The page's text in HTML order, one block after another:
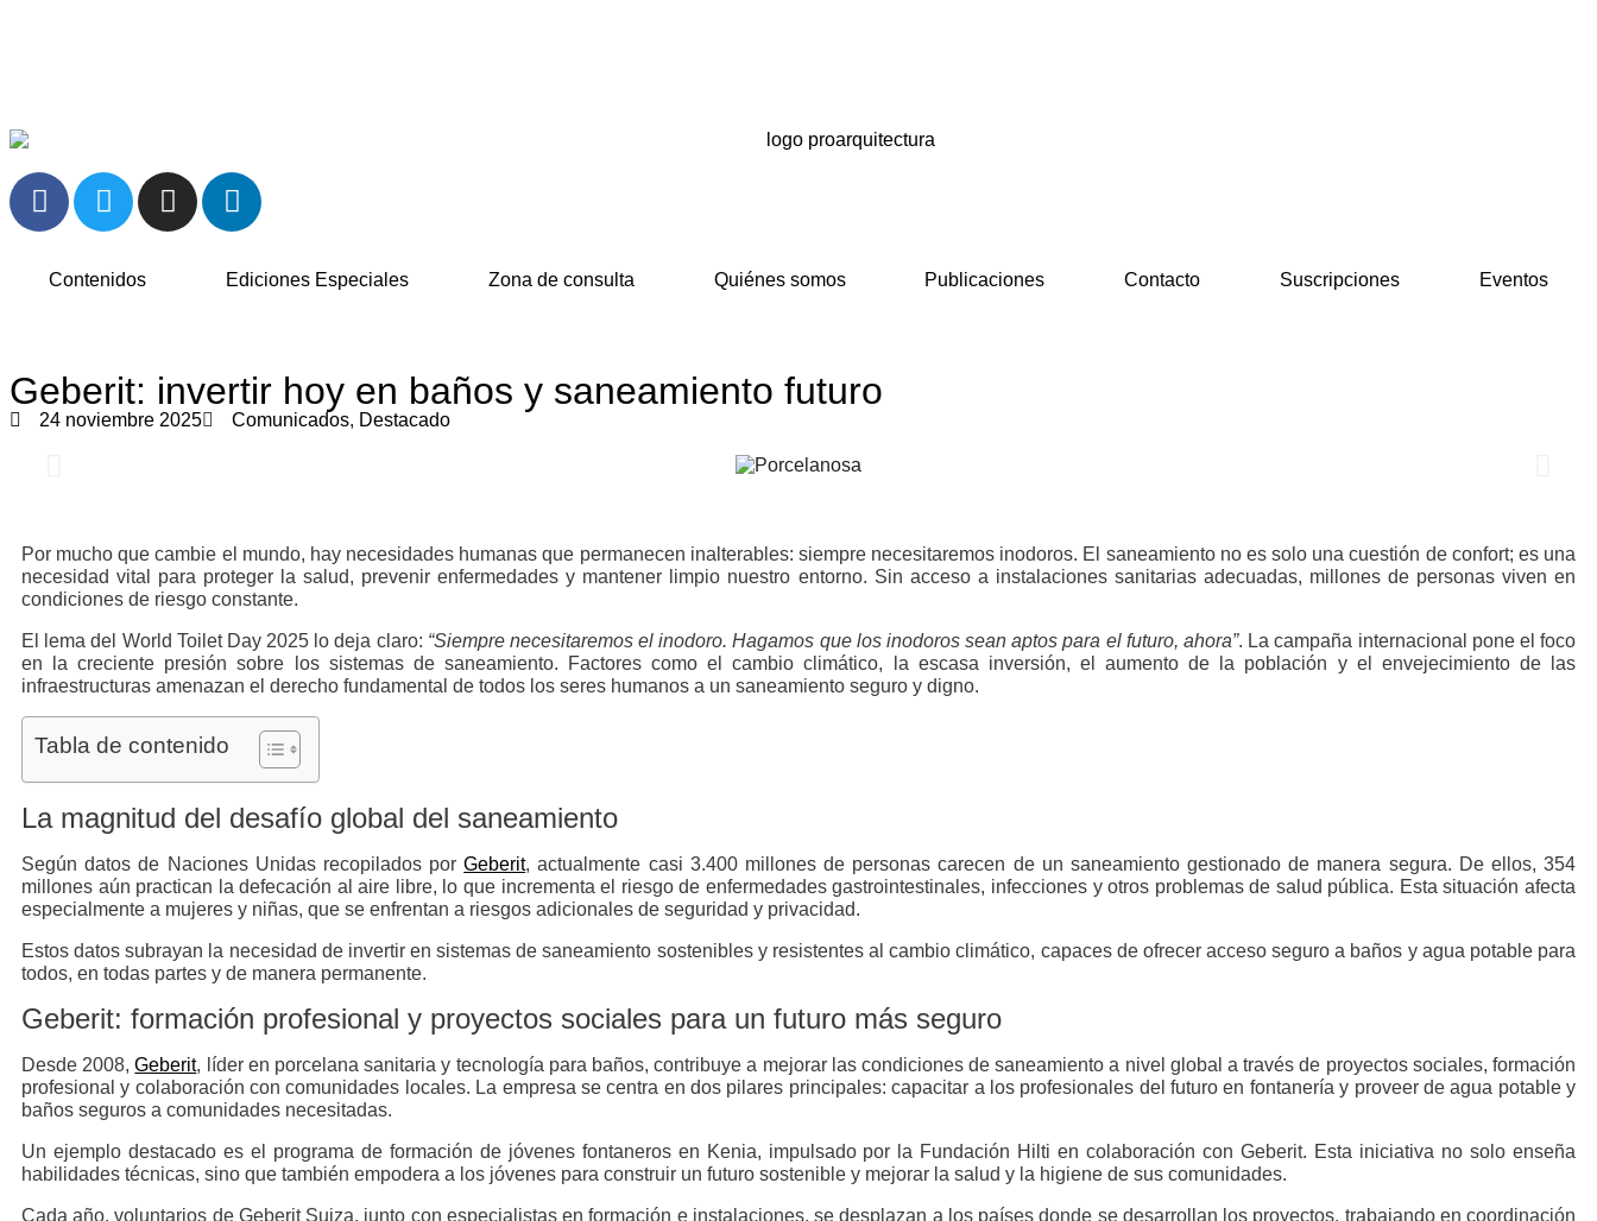
Contenidos Ediciones Especiales Zona de consulta Quiénes somos Publicaciones Contacto Suscripciones Eventos
Geberit: invertir hoy en baños y saneamiento futuro
24 noviembre 2025 Comunicados, Destacado
Por mucho que cambie el mundo, hay necesidades humanas que permanecen inalterables: siempre necesitaremos inodoros. El saneamiento no es solo una cuestión de confort; es una
necesidad vital para proteger la salud, prevenir enfermedades y mantener limpio nuestro entorno. Sin acceso a instalaciones sanitarias adecuadas, millones de personas viven en
condiciones de riesgo constante.
El lema del World Toilet Day 2025 lo deja claro: “Siempre necesitaremos el inodoro. Hagamos que los inodoros sean aptos para el futuro, ahora”. La campaña internacional pone el foco
en la creciente presión sobre los sistemas de saneamiento. Factores como el cambio climático, la escasa inversión, el aumento de la población y el envejecimiento de las
infraestructuras amenazan el derecho fundamental de todos los seres humanos a un saneamiento seguro y digno.
Tabla de contenido
La magnitud del desafío global del saneamiento
Según datos de Naciones Unidas recopilados porGeberit, actualmente casi 3.400 millones de personas carecen de un saneamiento gestionado de manera segura. De ellos, 354
millones aún practican la defecación al aire libre, lo que incrementa el riesgo de enfermedades gastrointestinales, infecciones y otros problemas de salud pública. Esta situación afecta
especialmente a mujeres y niñas, que se enfrentan a riesgos adicionales de seguridad y privacidad.
Estos datos subrayan la necesidad de invertir en sistemas de saneamiento sostenibles y resistentes al cambio climático, capaces de ofrecer acceso seguro a baños y agua potable para
todos, en todas partes y de manera permanente.
Geberit: formación profesional y proyectos sociales para un futuro más seguro
Desde 2008,Geberit, líder en porcelana sanitaria y tecnología para baños, contribuye a mejorar las condiciones de saneamiento a nivel global a través de proyectos sociales, formación
profesional y colaboración con comunidades locales. La empresa se centra en dos pilares principales: capacitar a los profesionales del futuro en fontanería y proveer de agua potable y
baños seguros a comunidades necesitadas.
Un ejemplo destacado es el programa de formación de jóvenes fontaneros en Kenia, impulsado por la Fundación Hilti en colaboración con Geberit. Esta iniciativa no solo enseña
habilidades técnicas, sino que también empodera a los jóvenes para construir un futuro sostenible y mejorar la salud y la higiene de sus comunidades.
Cada año, voluntarios de Geberit Suiza, junto con especialistas en formación e instalaciones, se desplazan a los países donde se desarrollan los proyectos, trabajando en coordinación